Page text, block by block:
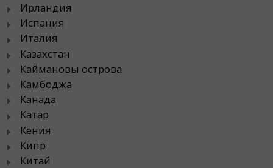
Ирландия
Испания
Италия
Казахстан
Каймановы острова
Камбоджа
Канада
Катар
Кения
Кипр
Китай